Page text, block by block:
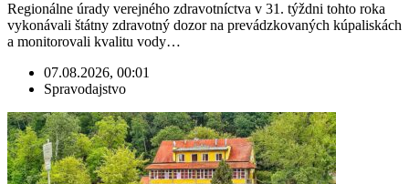
Regionálne úrady verejného zdravotníctva v 31. týždni tohto roka
vykonávali štátny zdravotný dozor na prevádzkovaných kúpaliskách
a monitorovali kvalitu vody…
07.08.2026, 00:01
Spravodajstvo